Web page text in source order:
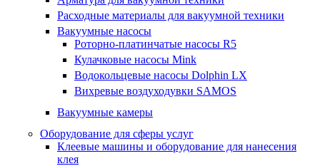
Расходные материалы для вакуумной техники
Вакуумные насосы
Роторно-платинчатые насосы R5
Кулачковые насосы Mink
Водокольцевые насосы Dolphin LX
Вихревые воздуходувки SAMOS
Вакуумные камеры
Оборудование для сферы услуг
Клеевые машины и оборудование для нанесения
клея